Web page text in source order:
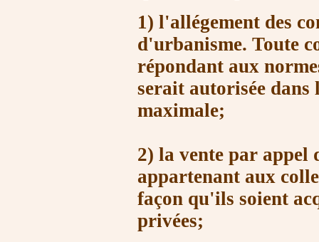
1) l'allégement des
d'urbanisme. Toute
répondant aux
serait autorisée
maximale;
2) la vente par appel
appartenant aux
façon qu'ils soient
privées;